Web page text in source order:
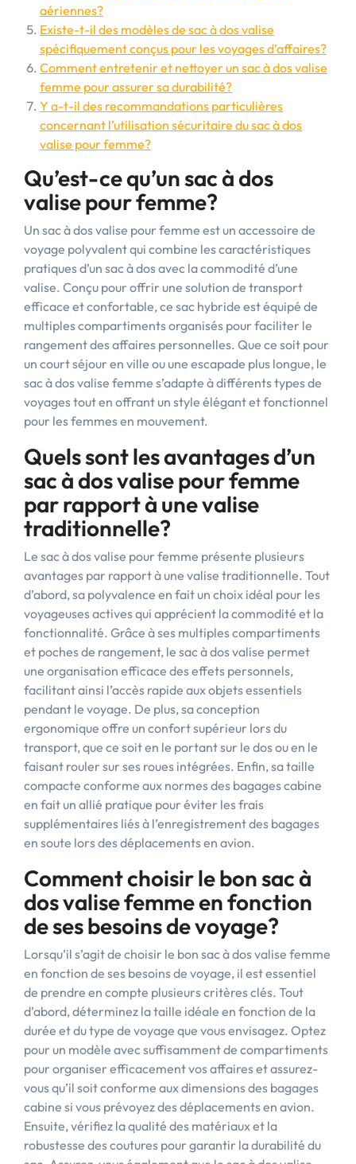
aériennes?
Existe-t-il des modèles de sac à dos valise
spécifiquement conçus pour les voyages d’affaires?
Comment entretenir et nettoyer un sac à dos valise
femme pour assurer sa durabilité?
Y a-t-il des recommandations particulières
concernant l’utilisation sécuritaire du sac à dos
valise pour femme?
Qu’est-ce qu’un sac à dos
valise pour femme?
Un sac à dos valise pour femme est un accessoire de
voyage polyvalent qui combine les caractéristiques
pratiques d’un sac à dos avec la commodité d’une
valise. Conçu pour offrir une solution de transport
efficace et confortable, ce sac hybride est équipé de
multiples compartiments organisés pour faciliter le
rangement des affaires personnelles. Que ce soit pour
un court séjour en ville ou une escapade plus longue, le
sac à dos valise femme s’adapte à différents types de
voyages tout en offrant un style élégant et fonctionnel
pour les femmes en mouvement.
Quels sont les avantages d’un
sac à dos valise pour femme
par rapport à une valise
traditionnelle?
Le sac à dos valise pour femme présente plusieurs
avantages par rapport à une valise traditionnelle. Tout
d’abord, sa polyvalence en fait un choix idéal pour les
voyageuses actives qui apprécient la commodité et la
fonctionnalité. Grâce à ses multiples compartiments
et poches de rangement, le sac à dos valise permet
une organisation efficace des effets personnels,
facilitant ainsi l’accès rapide aux objets essentiels
pendant le voyage. De plus, sa conception
ergonomique offre un confort supérieur lors du
transport, que ce soit en le portant sur le dos ou en le
faisant rouler sur ses roues intégrées. Enfin, sa taille
compacte conforme aux normes des bagages cabine
en fait un allié pratique pour éviter les frais
supplémentaires liés à l’enregistrement des bagages
en soute lors des déplacements en avion.
Comment choisir le bon sac à
dos valise femme en fonction
de ses besoins de voyage?
Lorsqu’il s’agit de choisir le bon sac à dos valise femme
en fonction de ses besoins de voyage, il est essentiel
de prendre en compte plusieurs critères clés. Tout
d’abord, déterminez la taille idéale en fonction de la
durée et du type de voyage que vous envisagez. Optez
pour un modèle avec suffisamment de compartiments
pour organiser efficacement vos affaires et assurez-
vous qu’il soit conforme aux dimensions des bagages
cabine si vous prévoyez des déplacements en avion.
Ensuite, vérifiez la qualité des matériaux et la
robustesse des coutures pour garantir la durabilité du